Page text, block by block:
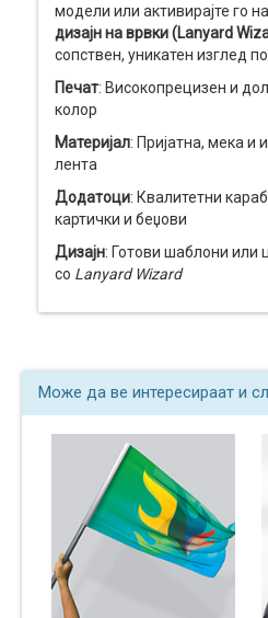
модели или активирајте го
дизајн на врвки (Lanyard
сопствен, уникатен изглед
Печат: Високопрецизен и
колор
Материјал: Пријатна, мека и
лента
Додатоци: Квалитетни
картички и беџови
Дизајн: Готови шаблони или
со Lanyard Wizard
Може да ве интересираат и